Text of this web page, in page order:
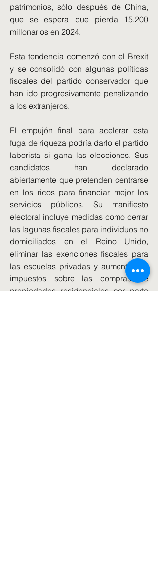
patrimonios, sólo después de China,
que se espera que pierda 15.200
millonarios en 2024.
Esta tendencia comenzó con el Brexit
y se consolidó con algunas políticas
fiscales del partido conservador que
han ido progresivamente penalizando
a los extranjeros.
El empujón final para acelerar esta
fuga de riqueza podría darlo el partido
laborista si gana las elecciones. Sus
candidatos han declarado
abiertamente que pretenden centrarse
en los ricos para financiar mejor los
servicios públicos. Su manifiesto
electoral incluye medidas como cerrar
las lagunas fiscales para individuos no
domiciliados en el Reino Unido,
eliminar las exenciones fiscales para
las escuelas privadas y aumentar los
impuestos sobre las compras de
propiedades residenciales por parte